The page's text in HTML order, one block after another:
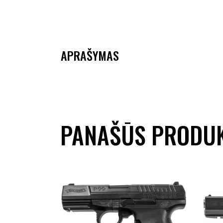
APRAŠYMAS
PANAŠŪS